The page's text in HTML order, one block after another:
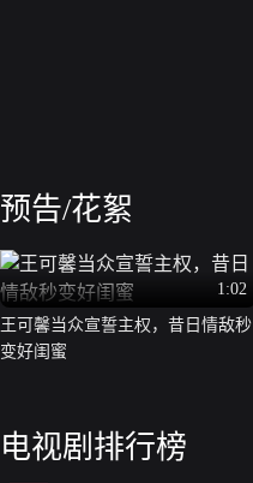
预告/花絮
1:02
王可馨当众宣誓主权，昔日情敌秒
变好闺蜜
电视剧排行榜